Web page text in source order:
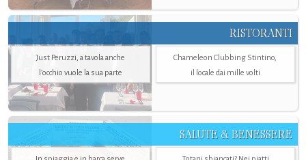
RISTORANTI
Just Peruzzi, a tavola anche
l’occhio vuole la sua parte
Chameleon Clubbing Stintino,
il locale dai mille volti
SALUTE & BENESSERE